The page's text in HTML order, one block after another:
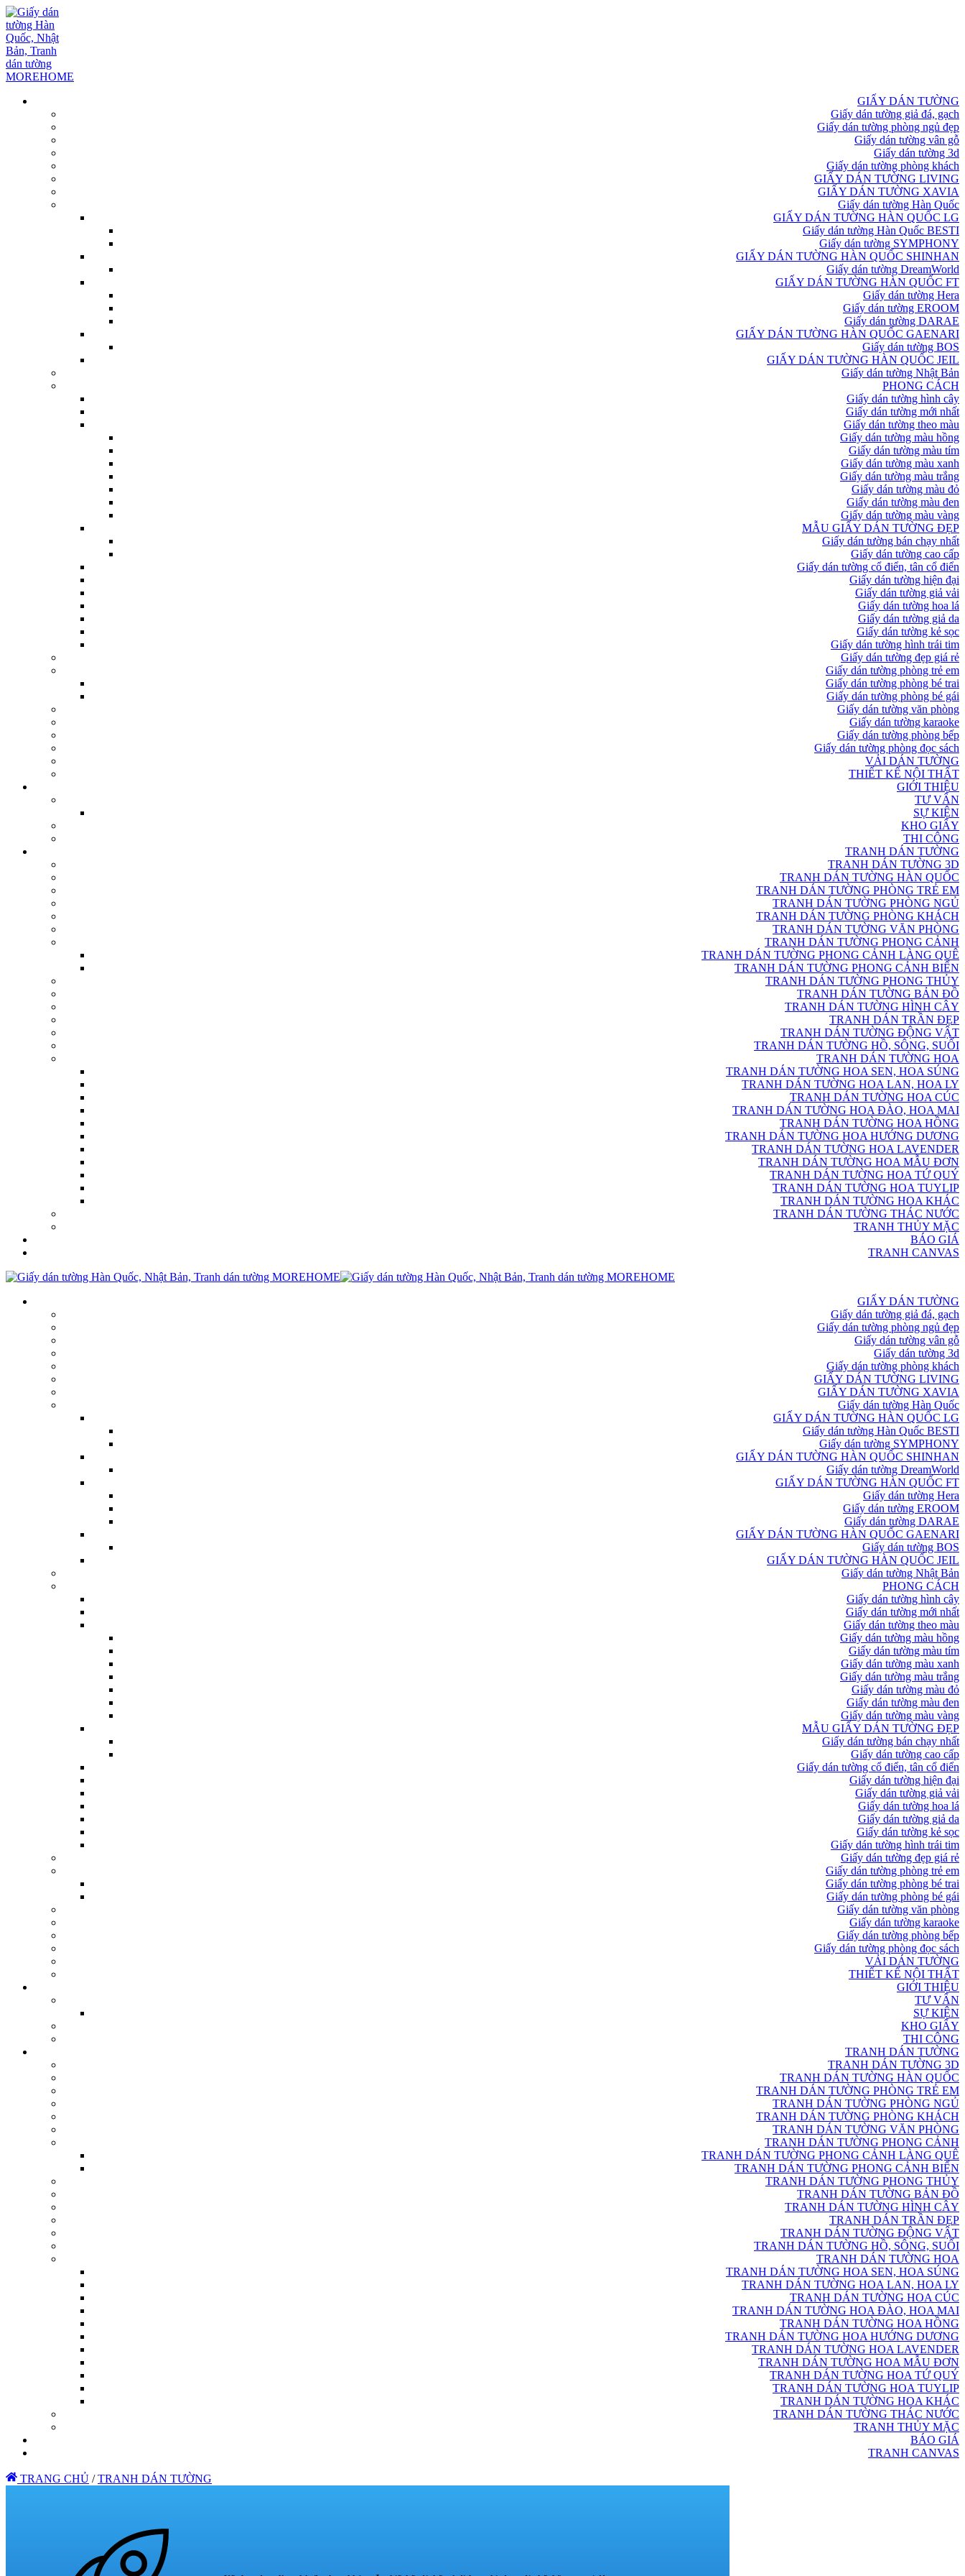
GIẤY DÁN TƯỜNG
Giấy dán tường giả đá, gạch
Giấy dán tường phòng ngủ đẹp
Giấy dán tường vân gỗ
Giấy dán tường 3d
Giấy dán tường phòng khách
GIẤY DÁN TƯỜNG LIVING
GIẤY DÁN TƯỜNG XAVIA
Giấy dán tường Hàn Quốc
GIẤY DÁN TƯỜNG HÀN QUỐC LG
Giấy dán tường Hàn Quốc BESTI
Giấy dán tường SYMPHONY
GIẤY DÁN TƯỜNG HÀN QUỐC SHINHAN
Giấy dán tường DreamWorld
GIẤY DÁN TƯỜNG HÀN QUỐC FT
Giấy dán tường Hera
Giấy dán tường EROOM
Giấy dán tường DARAE
GIẤY DÁN TƯỜNG HÀN QUỐC GAENARI
Giấy dán tường BOS
GIẤY DÁN TƯỜNG HÀN QUỐC JEIL
Giấy dán tường Nhật Bản
PHONG CÁCH
Giấy dán tường hình cây
Giấy dán tường mới nhất
Giấy dán tường theo màu
Giấy dán tường màu hồng
Giấy dán tường màu tím
Giấy dán tường màu xanh
Giấy dán tường màu trắng
Giấy dán tường màu đỏ
Giấy dán tường màu đen
Giấy dán tường màu vàng
MẪU GIẤY DÁN TƯỜNG ĐẸP
Giấy dán tường bán chạy nhất
Giấy dán tường cao cấp
Giấy dán tường cổ điển, tân cổ điển
Giấy dán tường hiện đại
Giấy dán tường giả vải
Giấy dán tường hoa lá
Giấy dán tường giả da
Giấy dán tường kẻ sọc
Giấy dán tường hình trái tim
Giấy dán tường đẹp giá rẻ
Giấy dán tường phòng trẻ em
Giấy dán tường phòng bé trai
Giấy dán tường phòng bé gái
Giấy dán tường văn phòng
Giấy dán tường karaoke
Giấy dán tường phòng bếp
Giấy dán tường phòng đọc sách
VẢI DÁN TƯỜNG
THIẾT KẾ NỘI THẤT
GIỚI THIỆU
TƯ VẤN
SỰ KIỆN
KHO GIẤY
THI CÔNG
TRANH DÁN TƯỜNG
TRANH DÁN TƯỜNG 3D
TRANH DÁN TƯỜNG HÀN QUỐC
TRANH DÁN TƯỜNG PHÒNG TRẺ EM
TRANH DÁN TƯỜNG PHÒNG NGỦ
TRANH DÁN TƯỜNG PHÒNG KHÁCH
TRANH DÁN TƯỜNG VĂN PHÒNG
TRANH DÁN TƯỜNG PHONG CẢNH
TRANH DÁN TƯỜNG PHONG CẢNH LÀNG QUÊ
TRANH DÁN TƯỜNG PHONG CẢNH BIỂN
TRANH DÁN TƯỜNG PHONG THỦY
TRANH DÁN TƯỜNG BẢN ĐỒ
TRANH DÁN TƯỜNG HÌNH CÂY
TRANH DÁN TRẦN ĐẸP
TRANH DÁN TƯỜNG ĐỘNG VẬT
TRANH DÁN TƯỜNG HỒ, SÔNG, SUỐI
TRANH DÁN TƯỜNG HOA
TRANH DÁN TƯỜNG HOA SEN, HOA SÚNG
TRANH DÁN TƯỜNG HOA LAN, HOA LY
TRANH DÁN TƯỜNG HOA CÚC
TRANH DÁN TƯỜNG HOA ĐÀO, HOA MAI
TRANH DÁN TƯỜNG HOA HỒNG
TRANH DÁN TƯỜNG HOA HƯỚNG DƯƠNG
TRANH DÁN TƯỜNG HOA LAVENDER
TRANH DÁN TƯỜNG HOA MẪU ĐƠN
TRANH DÁN TƯỜNG HOA TỨ QUÝ
TRANH DÁN TƯỜNG HOA TUYLIP
TRANH DÁN TƯỜNG HOA KHÁC
TRANH DÁN TƯỜNG THÁC NƯỚC
TRANH THỦY MẶC
BÁO GIÁ
TRANH CANVAS
GIẤY DÁN TƯỜNG
Giấy dán tường giả đá, gạch
Giấy dán tường phòng ngủ đẹp
Giấy dán tường vân gỗ
Giấy dán tường 3d
Giấy dán tường phòng khách
GIẤY DÁN TƯỜNG LIVING
GIẤY DÁN TƯỜNG XAVIA
Giấy dán tường Hàn Quốc
GIẤY DÁN TƯỜNG HÀN QUỐC LG
Giấy dán tường Hàn Quốc BESTI
Giấy dán tường SYMPHONY
GIẤY DÁN TƯỜNG HÀN QUỐC SHINHAN
Giấy dán tường DreamWorld
GIẤY DÁN TƯỜNG HÀN QUỐC FT
Giấy dán tường Hera
Giấy dán tường EROOM
Giấy dán tường DARAE
GIẤY DÁN TƯỜNG HÀN QUỐC GAENARI
Giấy dán tường BOS
GIẤY DÁN TƯỜNG HÀN QUỐC JEIL
Giấy dán tường Nhật Bản
PHONG CÁCH
Giấy dán tường hình cây
Giấy dán tường mới nhất
Giấy dán tường theo màu
Giấy dán tường màu hồng
Giấy dán tường màu tím
Giấy dán tường màu xanh
Giấy dán tường màu trắng
Giấy dán tường màu đỏ
Giấy dán tường màu đen
Giấy dán tường màu vàng
MẪU GIẤY DÁN TƯỜNG ĐẸP
Giấy dán tường bán chạy nhất
Giấy dán tường cao cấp
Giấy dán tường cổ điển, tân cổ điển
Giấy dán tường hiện đại
Giấy dán tường giả vải
Giấy dán tường hoa lá
Giấy dán tường giả da
Giấy dán tường kẻ sọc
Giấy dán tường hình trái tim
Giấy dán tường đẹp giá rẻ
Giấy dán tường phòng trẻ em
Giấy dán tường phòng bé trai
Giấy dán tường phòng bé gái
Giấy dán tường văn phòng
Giấy dán tường karaoke
Giấy dán tường phòng bếp
Giấy dán tường phòng đọc sách
VẢI DÁN TƯỜNG
THIẾT KẾ NỘI THẤT
GIỚI THIỆU
TƯ VẤN
SỰ KIỆN
KHO GIẤY
THI CÔNG
TRANH DÁN TƯỜNG
TRANH DÁN TƯỜNG 3D
TRANH DÁN TƯỜNG HÀN QUỐC
TRANH DÁN TƯỜNG PHÒNG TRẺ EM
TRANH DÁN TƯỜNG PHÒNG NGỦ
TRANH DÁN TƯỜNG PHÒNG KHÁCH
TRANH DÁN TƯỜNG VĂN PHÒNG
TRANH DÁN TƯỜNG PHONG CẢNH
TRANH DÁN TƯỜNG PHONG CẢNH LÀNG QUÊ
TRANH DÁN TƯỜNG PHONG CẢNH BIỂN
TRANH DÁN TƯỜNG PHONG THỦY
TRANH DÁN TƯỜNG BẢN ĐỒ
TRANH DÁN TƯỜNG HÌNH CÂY
TRANH DÁN TRẦN ĐẸP
TRANH DÁN TƯỜNG ĐỘNG VẬT
TRANH DÁN TƯỜNG HỒ, SÔNG, SUỐI
TRANH DÁN TƯỜNG HOA
TRANH DÁN TƯỜNG HOA SEN, HOA SÚNG
TRANH DÁN TƯỜNG HOA LAN, HOA LY
TRANH DÁN TƯỜNG HOA CÚC
TRANH DÁN TƯỜNG HOA ĐÀO, HOA MAI
TRANH DÁN TƯỜNG HOA HỒNG
TRANH DÁN TƯỜNG HOA HƯỚNG DƯƠNG
TRANH DÁN TƯỜNG HOA LAVENDER
TRANH DÁN TƯỜNG HOA MẪU ĐƠN
TRANH DÁN TƯỜNG HOA TỨ QUÝ
TRANH DÁN TƯỜNG HOA TUYLIP
TRANH DÁN TƯỜNG HOA KHÁC
TRANH DÁN TƯỜNG THÁC NƯỚC
TRANH THỦY MẶC
BÁO GIÁ
TRANH CANVAS
TRANG CHỦ / TRANH DÁN TƯỜNG